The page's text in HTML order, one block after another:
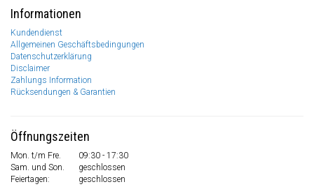
Informationen
Kundendienst
Allgemeinen Geschäftsbedingungen
Datenschutzerklärung
Disclaimer
Zahlungs Information
Rücksendungen & Garantien
Öffnungszeiten
Mon. t/m Fre.
09:30 - 17:30
Sam. und Son.
geschlossen
Feiertagen:
geschlossen